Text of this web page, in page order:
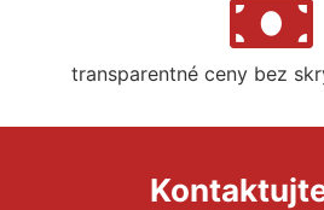
transparentné ceny bez